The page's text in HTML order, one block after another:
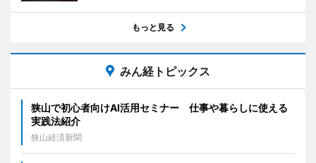
もっと見る
みん経トピックス
狭山で初心者向けAI活用セミナー 仕事や暮らしに使える
実践法紹介
狭山経済新聞